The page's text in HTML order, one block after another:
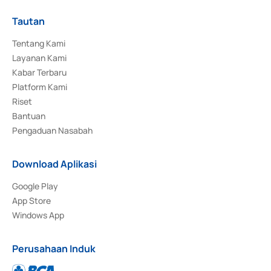
Tautan
Tentang Kami
Layanan Kami
Kabar Terbaru
Platform Kami
Riset
Bantuan
Pengaduan Nasabah
Download Aplikasi
Google Play
App Store
Windows App
Perusahaan Induk